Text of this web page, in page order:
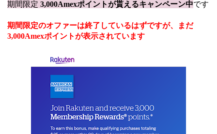
期間限定 3,000Amexポイントが貰えるキャンペーン中です
期間限定のオファーは終了しているはずですが、まだ
3,000Amexポイントが表示されています